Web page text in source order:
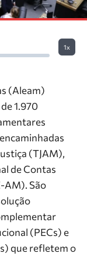
1x
(Aleam)
1.970
(TJAM),
de Contas
AM). São
(PECs) e
que refletem o